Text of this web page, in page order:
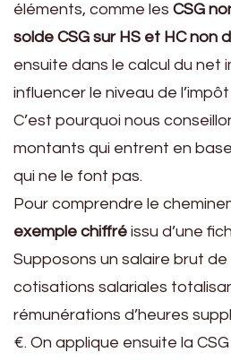
éléments, comme les CSG
solde CSG sur HS et HC non
ensuite dans le calcul du net
influencer le niveau de
C’est pourquoi nous
montants qui entrent en
qui ne le font pas.
Pour comprendre le
exemple chiffré issu d’une
Supposons un salaire brut de
cotisations salariales
rémunérations d’heures
€. On applique ensuite la